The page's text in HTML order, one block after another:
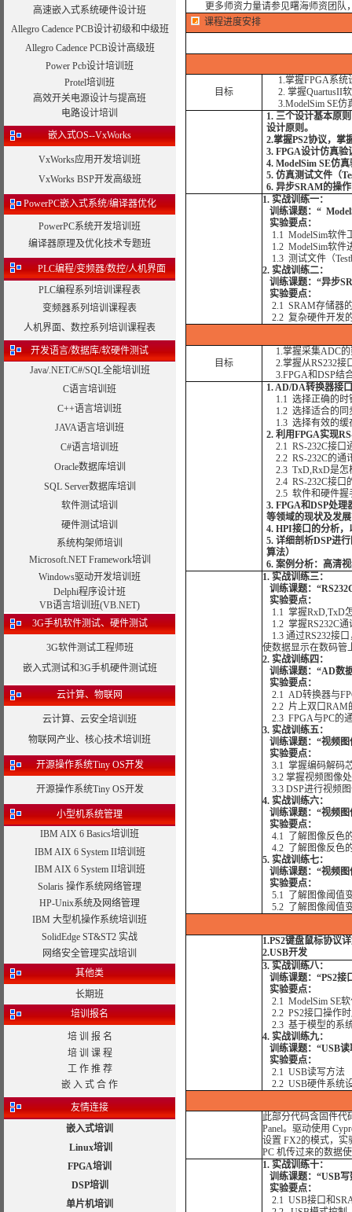
高速嵌入式系统硬件设计班
Allegro Cadence PCB设计初级和中级班
Allegro Cadence PCB设计高级班
Power Pcb设计培训班
Protel培训班
高效开关电源设计与提高班
电路设计培训
嵌入式OS--VxWorks
VxWorks应用开发培训班
VxWorks BSP开发高级班
PowerPC嵌入式系统/编译器优化
PowerPC系统开发培训班
编译器原理及优化技术专题班
PLC编程/变频器/数控/人机界面
PLC编程系列培训课程表
变频器系列培训课程表
人机界面、数控系列培训课程表
开发语言/数据库/软硬件测试
Java/.NET/C#/SQL全能培训班
C语言培训班
C++语言培训班
JAVA语言培训班
C#语言培训班
Oracle数据库培训
SQL Server数据库培训
软件测试培训
硬件测试培训
系统构架师培训
Microsoft.NET Framework培训
Windows驱动开发培训班
Delphi程序设计班
VB语言培训班(VB.NET)
3G手机软件测试、硬件测试
3G软件测试工程师班
嵌入式测试和3G手机硬件测试班
云计算、物联网
云计算、云安全培训班
物联网产业、核心技术培训班
开源操作系统Tiny OS开发
开源操作系统Tiny OS开发
小型机系统管理
IBM AIX 6 Basics培训班
IBM AIX 6 System II培训班
IBM AIX 6 System II培训班
Solaris 操作系统网络管理
HP-Unix系统及网络管理
IBM 大型机操作系统培训班
SolidEdge ST&ST2 实战
网络安全管理实战培训
其他类
长期班
培训报名
培 训 报 名
培 训 课 程
工 作 推 荐
嵌 入 式 合 作
友情连接
嵌入式培训
Linux培训
FPGA培训
DSP培训
单片机培训
更多师资力量请参见曙海师资团队
课程进度安排
目标
1.掌握FPGA系统
2. 掌握QuartusII
3.ModelSim SE仿
1. 三个设计基本原
设计原则。
2.掌握PS2协议，掌
3. FPGA设计仿真验
4. ModelSim SE仿
5. 仿真测试文件（
6. 异步SRAM的操
1. 实战训练一：
训练课题：“
实验要点：
1.1 ModelSim软件
1.2 ModelSim软件
1.3 测试文件（
2. 实战训练二：
训练课题：“异步
实验要点：
2.1 SRAM存储器
2.2 复杂硬件开发
目标
1.掌握采集ADC的
2.掌握从RS232接
3.FPGA和DSP结
1. AD/DA转换器接
1.1 选择正确的时
1.2 选择适合的同
1.3 选择有效的缓
2. 利用FPGA实现
2.1 RS-232C接口
2.2 RS-232C的通
2.3 TxD,RxD是怎
2.4 RS-232C接口
2.5 软件和硬件握
3. FPGA和DSP处
等领域的现状及发
4. HPI接口的分析
5. 详细剖析DSP进
算法）
6. 案例分析：高清
1. 实战训练三：
训练课题：
实验要点：
1.1 掌握RxD,TxD
1.2 掌握RS232C通
1.3 通过RS232接
使数据显示在数码管
2. 实战训练四：
训练课题：“AD数
实验要点：
2.1 AD转换器与
2.2 片上双口RAM
2.3 FPGA与PC的
3. 实战训练五：
训练课题：“视频图
实验要点：
3.1 掌握编码解码
3.2 掌握视频图像
3.3 DSP进行视频
4. 实战训练六：
训练课题：“视频图
实验要点：
4.1 了解图像反色
4.2 了解图像反色
5. 实战训练七：
训练课题：“视频图
实验要点：
5.1 了解图像阈值
5.2 了解图像阈值
1.PS2键盘鼠标协议
2.USB开发
3. 实战训练八：
训练课题：“PS2接
实验要点：
2.1 ModelSim SE
2.2 PS2接口操作
2.3 基于模型的系
4. 实战训练九：
训练课题：“USB读
实验要点：
2.1 USB读写方法
2.2 USB硬件系统
此部分代码含固件代
Panel。驱动使用
设置 FX2的模式，实
PC 机传过来的数据
1. 实战训练十：
训练课题：“USB
实验要点：
2.1 USB接口和